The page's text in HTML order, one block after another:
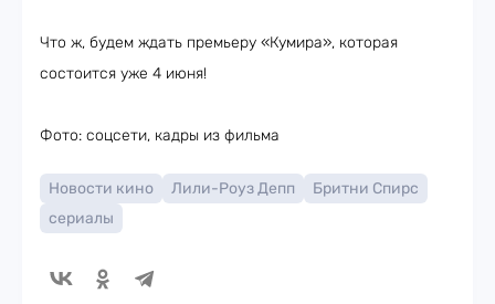
Что ж, будем ждать премьеру «Кумира», которая
состоится уже 4 июня!
Фото: соцсети, кадры из фильма
Новости кино Лили-Роуз Депп
Бритни Спирс
сериалы